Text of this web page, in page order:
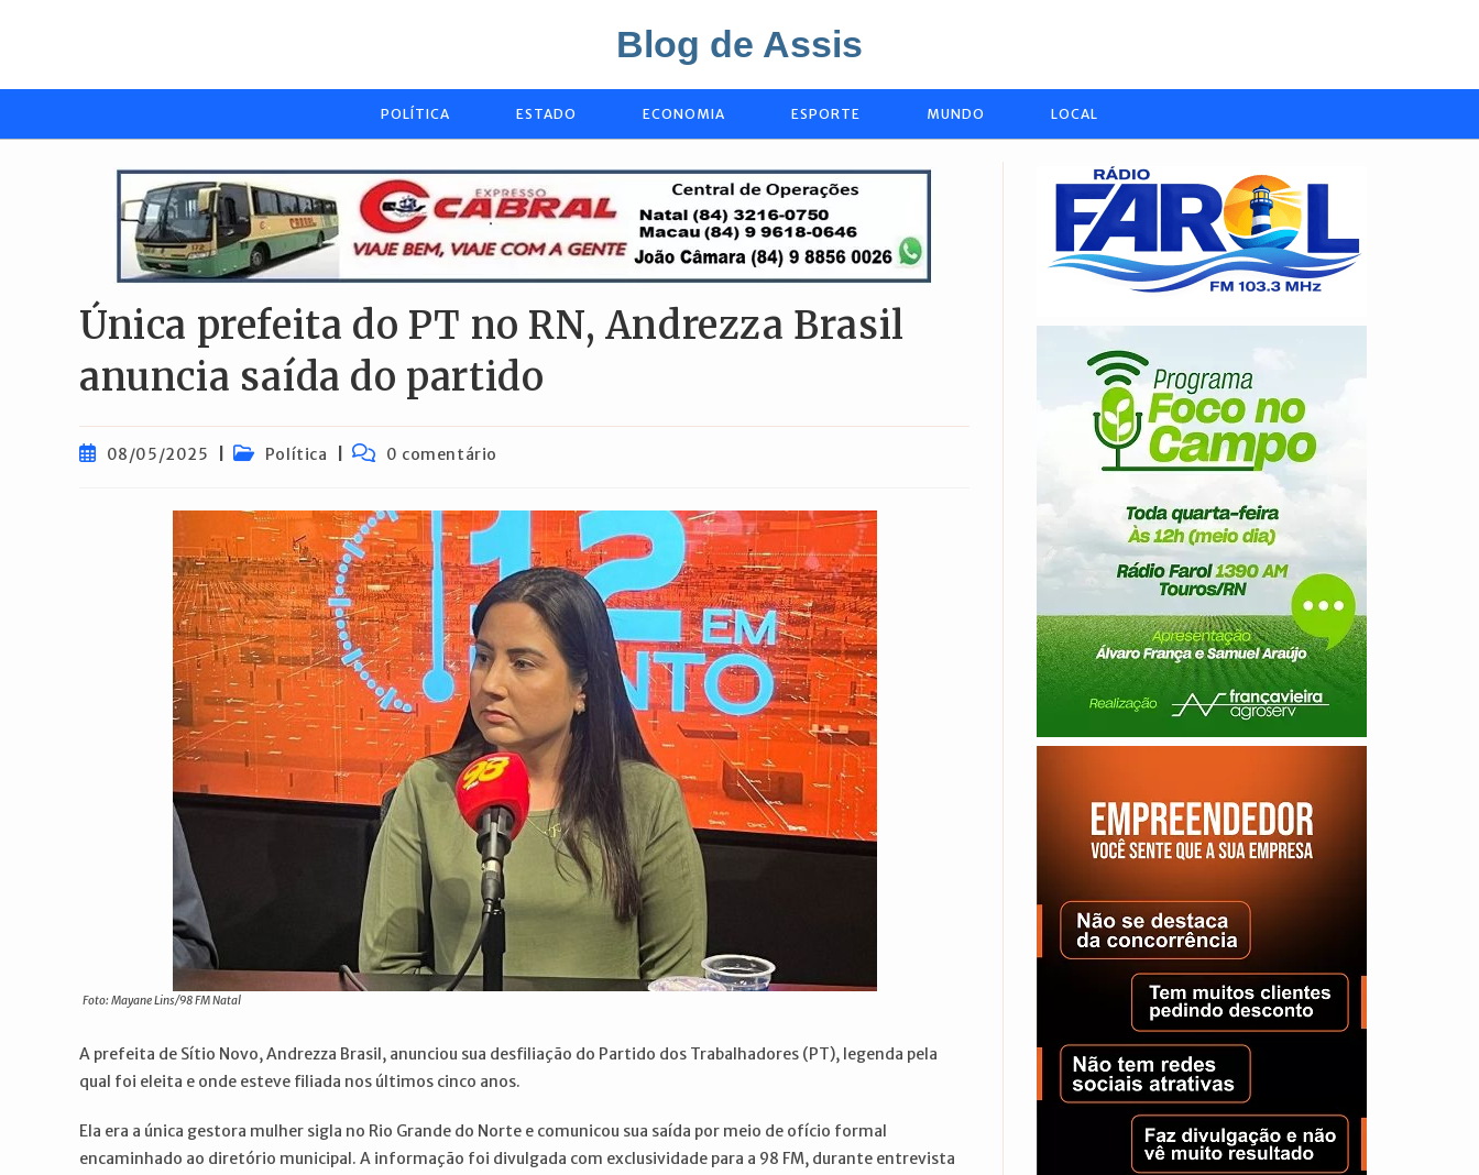
conteúdo
Blog de Assis
POLÍTICA ESTADO ECONOMIA ESPORTE MUNDO LOCAL
Única prefeita do PT no RN, Andrezza Brasil
anuncia saída do partido
Post08/05/2025
Categoria
Política
Comentários
0 comentário
Foto: Mayane Lins/98 FM Natal
A prefeita de Sítio Novo, Andrezza Brasil, anunciou sua desfiliação do Partido dos Trabalhadores (PT), legenda pela
qual foi eleita e onde esteve filiada nos últimos cinco anos.
Ela era a única gestora mulher sigla no Rio Grande do Norte e comunicou sua saída por meio de ofício formal
encaminhado ao diretório municipal. A informação foi divulgada com exclusividade para a 98 FM, durante entrevista